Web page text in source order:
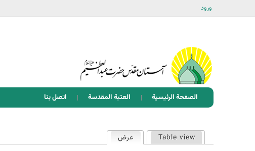
ورود
الصفحة الرئيسية العتبة المقدسة اتصل بنا
Table view عرض(علامة التبويب النشطة)